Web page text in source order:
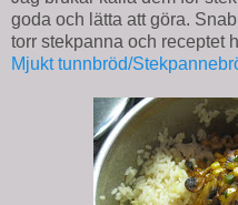
goda och lätta att göra.
torr stekpanna och receptet
Mjukt tunnbröd/